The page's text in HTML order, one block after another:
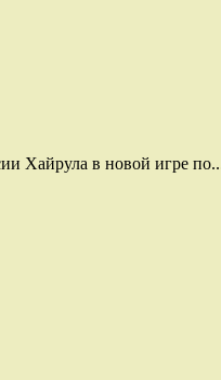
Хайрула в новой игре